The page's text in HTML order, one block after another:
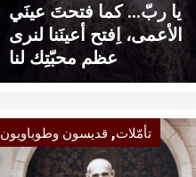
يا ربّ… كما فتحتَ عينَي
الأعمى، اِفتح أعينَنا لنرى
عظم محبّتِك لنا
تأمّلات, قديسون وطوباويون